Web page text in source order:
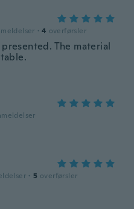
· 4 overførsler
The material
· 5 overførsler